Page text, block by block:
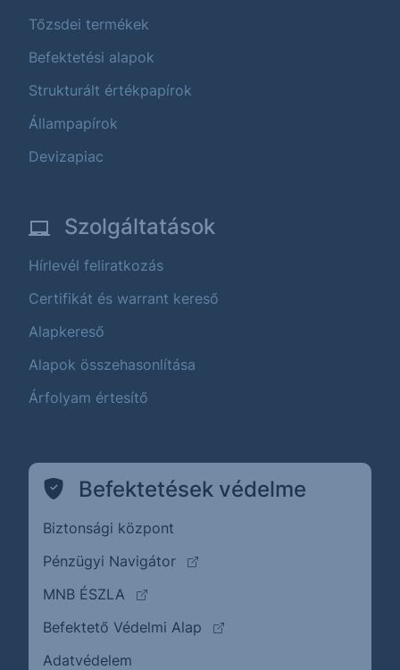
Tőzsdei termékek
Befektetési alapok
Strukturált értékpapírok
Állampapírok
Devizapiac
Szolgáltatások
Hírlevél feliratkozás
Certifikát és warrant kereső
Alapkereső
Alapok összehasonlítása
Árfolyam értesítő
Befektetések védelme
Biztonsági központ
Pénzügyi Navigátor
(külső oldalra ugrik)
MNB ÉSZLA
(külső oldalra ugrik)
Befektető Védelmi Alap
(külső oldalra ugrik)
Adatvédelem